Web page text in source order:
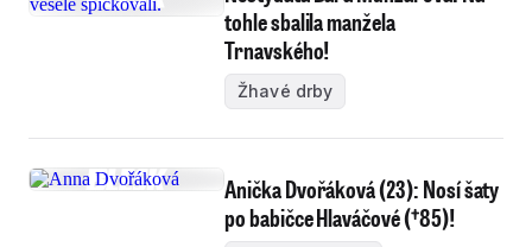
tohle sbalila manžela
Trnavského!
Žhavé drby
Anička Dvořáková (23): Nosí šaty
po babičce Hlaváčové (†85)!